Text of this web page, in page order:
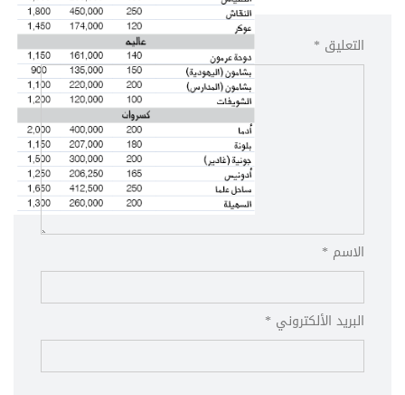
التعليق *
الاسم *
البريد الألكتروني *